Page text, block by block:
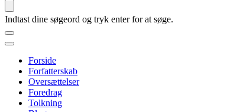
Indtast dine søgeord og tryk enter for at søge.
Forside
Forfatterskab
Oversættelser
Foredrag
Tolkning